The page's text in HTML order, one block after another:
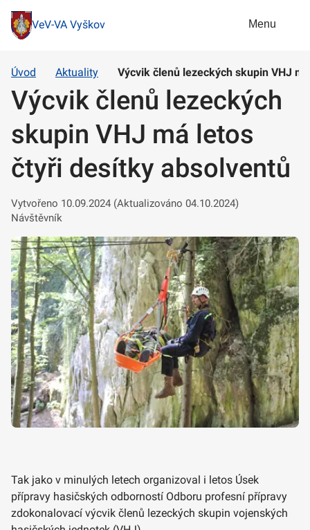
VeV-VA Vyškov Menu
Úvod Aktuality Výcvik členů lezeckých skupin VHJ
Výcvik členů lezeckých
skupin VHJ má letos
čtyři desítky absolventů
Vytvořeno 10.09.2024 (Aktualizováno 04.10.2024)
Návštěvník
Tak jako v minulých letech organizoval i letos Úsek
přípravy hasičských odborností Odboru profesní přípravy
zdokonalovací výcvik členů lezeckých skupin vojenských